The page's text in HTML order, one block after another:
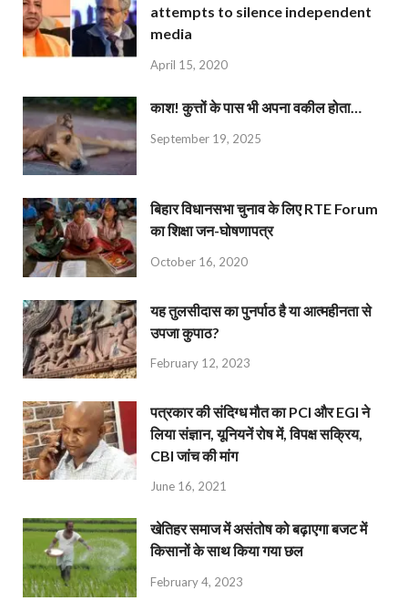
attempts to silence independent
media
April 15, 2020
काश! कुत्तों के पास भी अपना वकील होता…
September 19, 2025
बिहार विधानसभा चुनाव के लिए RTE Forum
का शिक्षा जन-घोषणापत्र
October 16, 2020
यह तुलसीदास का पुनर्पाठ है या आत्महीनता से
उपजा कुपाठ?
February 12, 2023
पत्रकार की संदिग्ध मौत का PCI और EGI ने
लिया संज्ञान, यूनियनें रोष में, विपक्ष सक्रिय,
CBI जांच की मांग
June 16, 2021
खेतिहर समाज में असंतोष को बढ़ाएगा बजट में
किसानों के साथ किया गया छल
February 4, 2023